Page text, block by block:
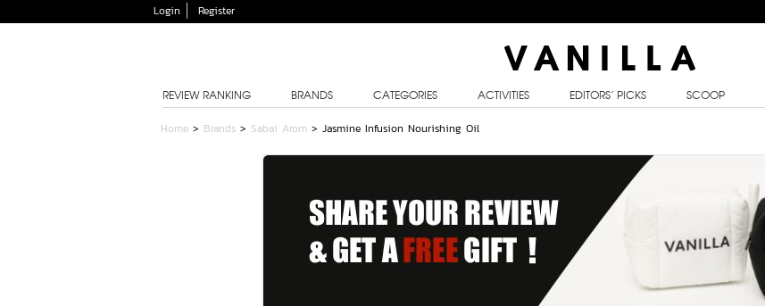
Login Register
REVIEW RANKING BRANDS CATEGORIES ACTIVITIES EDITORS’ PICKS SCOOP
Home > Brands > Sabai Arom > Jasmine Infusion Nourishing Oil